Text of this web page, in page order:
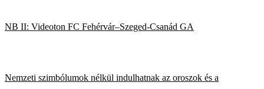
NB II: Videoton FC Fehérvár–Szeged-Csanád GA
Nemzeti szimbólumok nélkül indulhatnak az oroszok és a